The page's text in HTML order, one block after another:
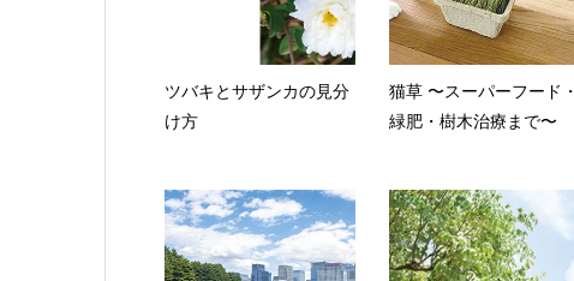
ツバキとサザンカの見分
け方
猫草 〜スーパーフード・
緑肥・樹木治療まで〜